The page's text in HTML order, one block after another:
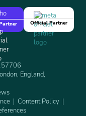
Official Partner
England,
Content Policy